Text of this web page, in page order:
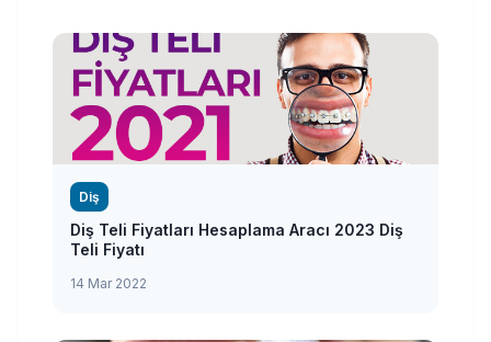
Diş
Diş Teli Fiyatları Hesaplama Aracı 2023 Diş
Teli Fiyatı
14 Mar 2022